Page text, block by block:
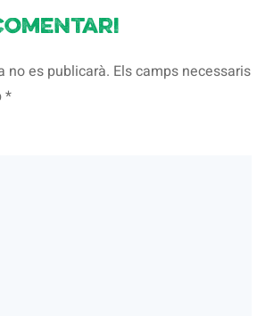
no es publicarà. Els camps necessaris
*